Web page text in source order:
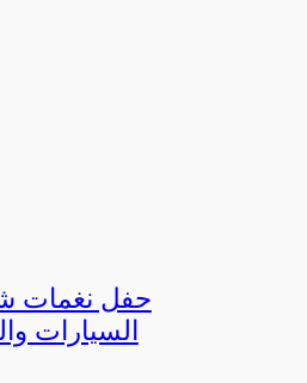
حفل نغمات
السيارات